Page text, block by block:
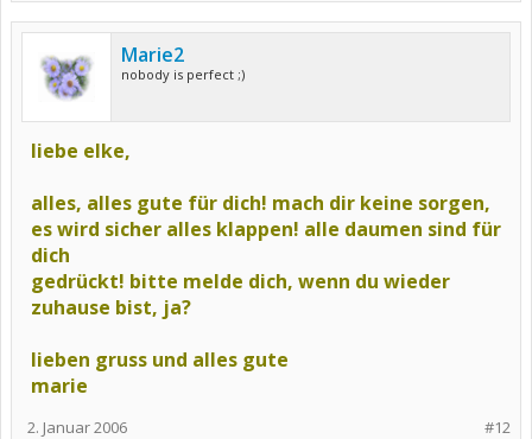
Marie2
nobody is perfect ;)
liebe elke,
alles, alles gute für dich! mach dir keine sorgen,
es wird sicher alles klappen! alle daumen sind für
dich
gedrückt! bitte melde dich, wenn du wieder
zuhause bist, ja?
lieben gruss und alles gute
marie
#12
2. Januar 2006